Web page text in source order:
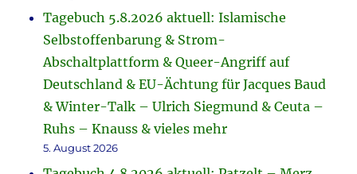
Tagebuch 5.8.2026 aktuell: Islamische
Selbstoffenbarung & Strom-
Abschaltplattform & Queer-Angriff auf
Deutschland & EU-Ächtung für Jacques Baud
& Winter-Talk – Ulrich Siegmund & Ceuta –
Ruhs – Knauss & vieles mehr
5. August 2026